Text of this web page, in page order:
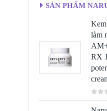
SẢN PHẨM
làm
RX
0